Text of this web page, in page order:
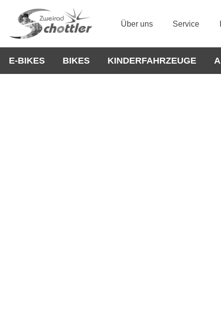
Über uns Service
E-BIKES BIKES KINDERFAHRZEUGE